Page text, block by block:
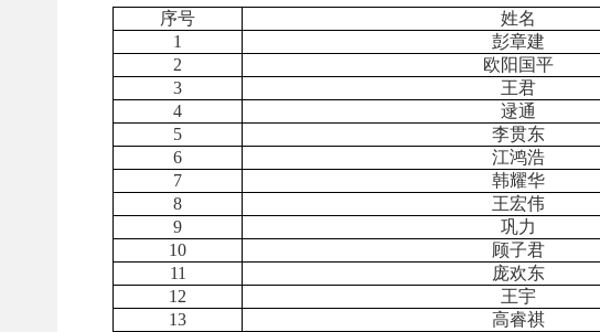
序号 姓名
1
彭章建
2
欧阳国平
3
王君
4
逯通
5
李贯东
6
江鸿浩
7
韩耀华
8
王宏伟
9
巩力
10
顾子君
11
庞欢东
12
王宇
13
高睿祺